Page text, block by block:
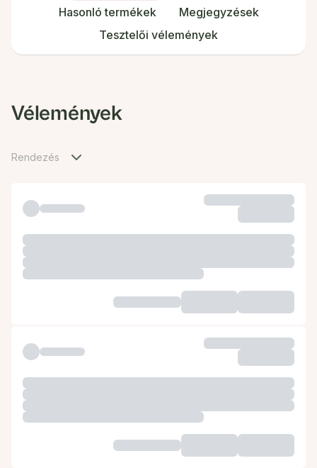
Hasonló termékek
Megjegyzések
Tesztelői vélemények
Vélemények
Rendezés